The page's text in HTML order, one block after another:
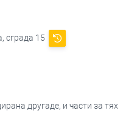
сграда 15
другаде, и части за тях